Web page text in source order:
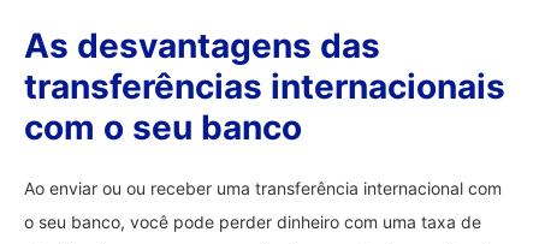
As desvantagens das
transferências internacionais
com o seu banco
Ao enviar ou ou receber uma transferência internacional com
o seu banco, você pode perder dinheiro com uma taxa de